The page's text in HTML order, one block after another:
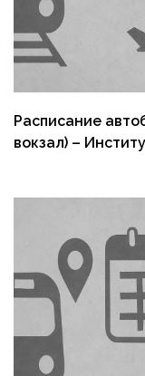
Расписание
вокзал) –